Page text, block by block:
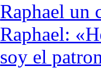
Raphael un
Raphael:
soy el